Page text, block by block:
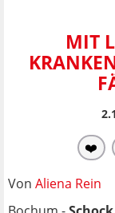
MIT
❤️
Von Aliena Rein